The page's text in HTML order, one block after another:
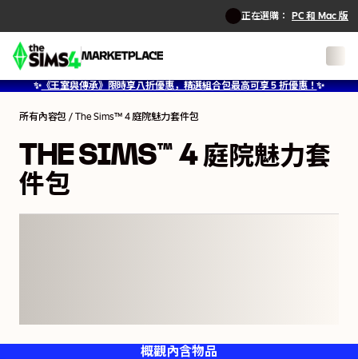
正在選購： PC 和 Mac 版
✨《王室與傳承》限時享八折優惠，精選組合包最高可享 5 折優惠！✨
所有內容包 / The Sims™ 4 庭院魅力套件包
THE SIMS™ 4 庭院魅力套
件包
概觀內含物品